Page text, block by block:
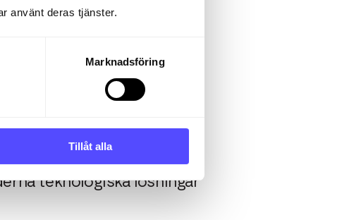
använt deras tjänster.
Marknadsföring
Tillåt alla
event som riktar sig till
plattform där människor
teknologiska lösningar